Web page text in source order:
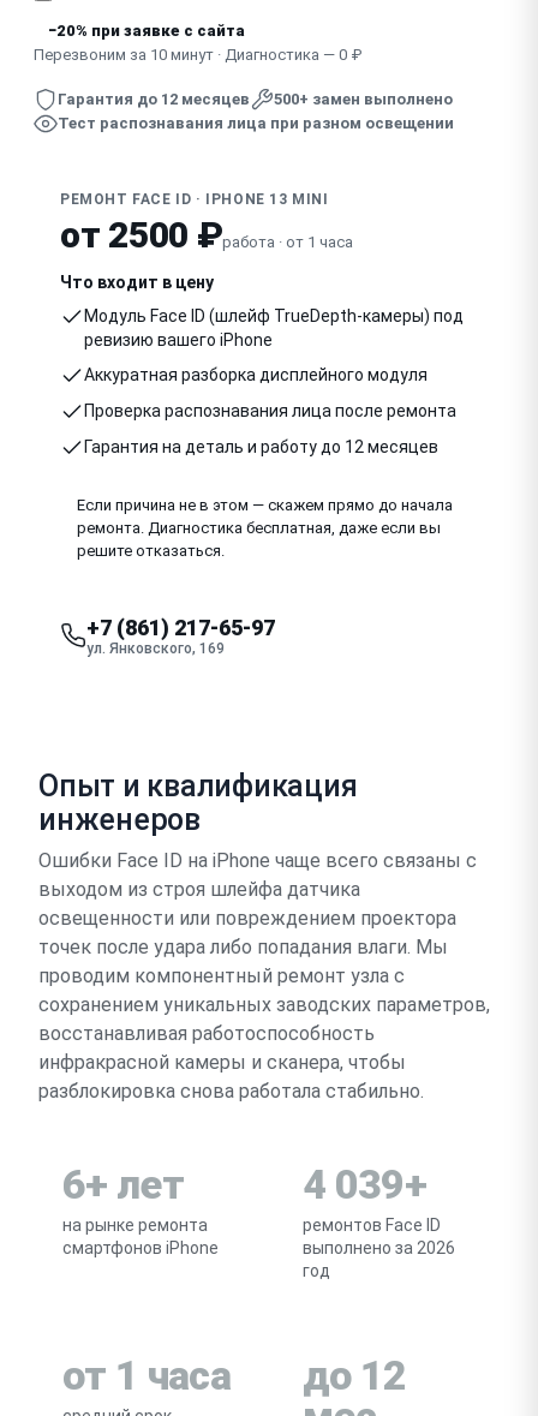
−20% при заявке с сайта
Перезвоним за 10 минут · Диагностика — 0 ₽
Гарантия до 12 месяцев
500+ замен выполнено
Тест распознавания лица при разном освещении
РЕМОНТ FACE ID · IPHONE 13 MINI
от 2500 ₽работа · от 1 часа
Что входит в цену
Модуль Face ID (шлейф TrueDepth-камеры) под
ревизию вашего iPhone
Аккуратная разборка дисплейного модуля
Проверка распознавания лица после ремонта
Гарантия на деталь и работу до 12 месяцев
Если причина не в этом — скажем прямо до начала
ремонта. Диагностика бесплатная, даже если вы
решите отказаться.
+7 (861) 217-65-97
ул. Янковского, 169
Опыт и квалификация
инженеров
Ошибки Face ID на iPhone чаще всего связаны с
выходом из строя шлейфа датчика
освещенности или повреждением проектора
точек после удара либо попадания влаги. Мы
проводим компонентный ремонт узла с
сохранением уникальных заводских параметров,
восстанавливая работоспособность
инфракрасной камеры и сканера, чтобы
разблокировка снова работала стабильно.
6+ лет
на рынке ремонта
смартфонов iPhone
4 039+
ремонтов Face ID
выполнено за 2026
год
от 1 часа
до 12